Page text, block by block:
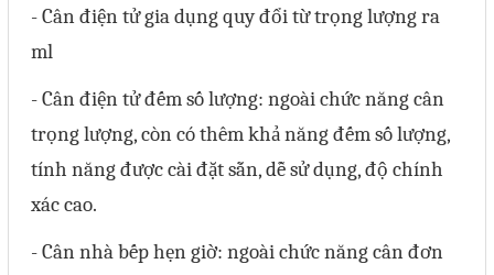
- Cân điện tử gia dụng quy đổi từ trọng lượng ra
ml
- Cân điện tử đếm số lượng: ngoài chức năng cân
trọng lượng, còn có thêm khả năng đếm số lượng,
tính năng được cài đặt sẵn, dễ sử dụng, độ chính
xác cao.
- Cân nhà bếp hẹn giờ: ngoài chức năng cân đơn
Google
Twitter
Gọi cho chúng tôi
Nhắn tin